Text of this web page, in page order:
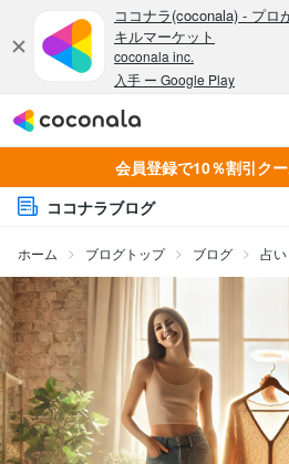
会員登録で10％割引ク
ココナラブログ
ホーム ブログトップ ブログ 占い